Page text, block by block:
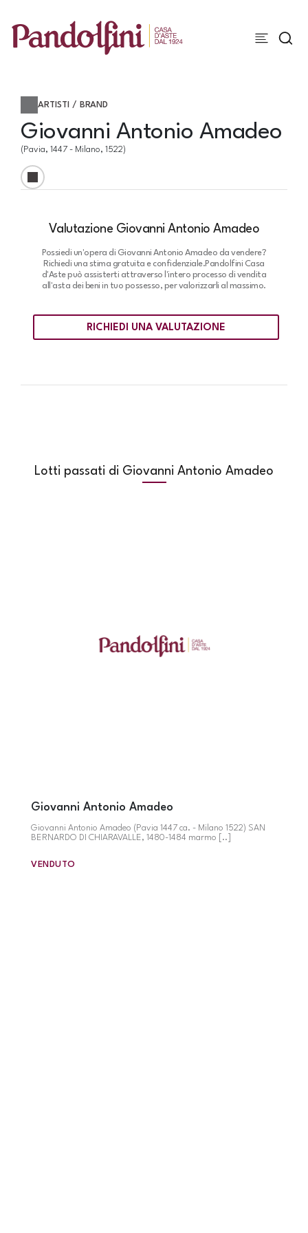
ARTISTI / BRAND
Giovanni Antonio Amadeo
(Pavia, 1447 - Milano, 1522)
Valutazione Giovanni Antonio Amadeo
Possiedi un'opera di Giovanni Antonio Amadeo da vendere?
Richiedi una stima gratuita e confidenziale.Pandolfini Casa
d'Aste può assisterti attraverso l'intero processo di vendita
all'asta dei beni in tuo possesso, per valorizzarli al massimo.
RICHIEDI UNA VALUTAZIONE
Lotti passati di Giovanni Antonio Amadeo
Giovanni Antonio Amadeo
Giovanni Antonio Amadeo (Pavia 1447 ca. - Milano 1522) SAN
BERNARDO DI CHIARAVALLE, 1480-1484 marmo [..]
VENDUTO